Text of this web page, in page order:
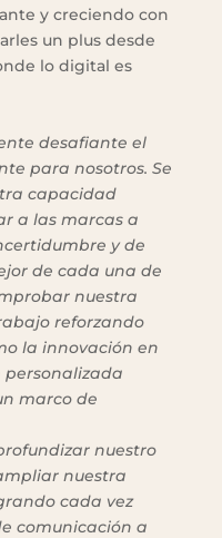
y creciendo con
un plus desde
lo digital es
desafiante el
para nosotros. Se
capacidad
a las marcas a
y de
de cada una de
nuestra
reforzando
la innovación en
marco de
nuestro
nuestra
cada vez
comunicación a